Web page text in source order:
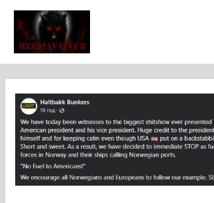
Skip
content
Post
navigation